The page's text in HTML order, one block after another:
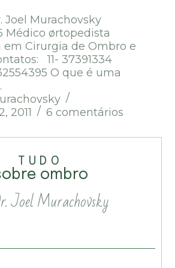
Joel Murachovsky
Médico ørtopedista
em Cirurgia de Ombro e
11- 37391334
O que é uma
2011
6 comentários
TUDO
ombro
Joel Murachovsky